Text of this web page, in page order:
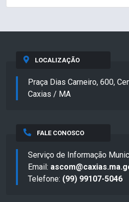
LOCALIZAÇÃO
Praça Dias Carneiro, 600,
Caxias / MA
FALE CONOSCO
Serviço de Informação
Email:
Telefone: (99) 99107-5046